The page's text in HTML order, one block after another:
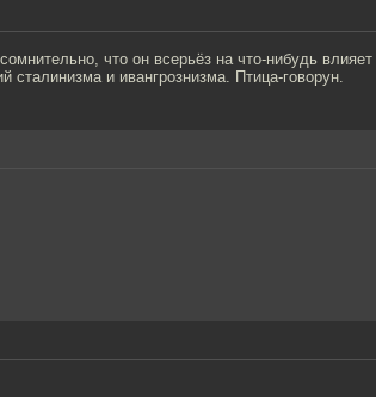
что он всерьёз на что-нибудь
сталинизма и ивангрознизма. Птица-говорун.